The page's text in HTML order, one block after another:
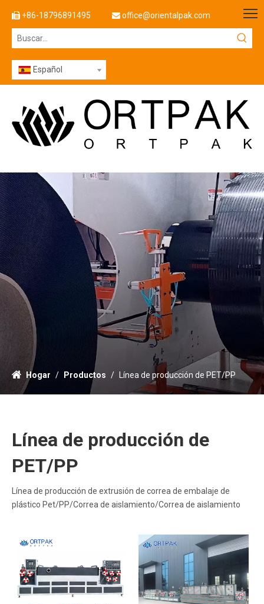
 +86-18796891495  office@orientalpak.com
Español
Hogar / Productos / Línea de producción de PET/PP
Línea de producción de
PET/PP
Línea de producción de extrusión de correa de embalaje de
plástico Pet/PP/Correa de aislamiento/Correa de aislamiento